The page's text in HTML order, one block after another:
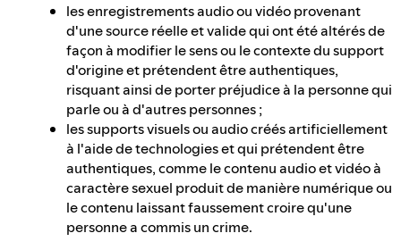
les enregistrements audio ou vidéo provenant
d'une source réelle et valide qui ont été altérés de
façon à modifier le sens ou le contexte du support
d'origine et prétendent être authentiques,
risquant ainsi de porter préjudice à la personne qui
parle ou à d'autres personnes ;
les supports visuels ou audio créés artificiellement
à l'aide de technologies et qui prétendent être
authentiques, comme le contenu audio et vidéo à
caractère sexuel produit de manière numérique ou
le contenu laissant faussement croire qu'une
personne a commis un crime.